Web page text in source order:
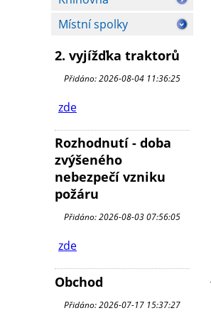
Místní spolky
2. vyjížďka traktorů
Přidáno: 2026-08-04 11:36:25
zde
Rozhodnutí - doba
zvýšeného
nebezpečí vzniku
požáru
Přidáno: 2026-08-03 07:56:05
zde
Obchod
Přidáno: 2026-07-17 15:37:27